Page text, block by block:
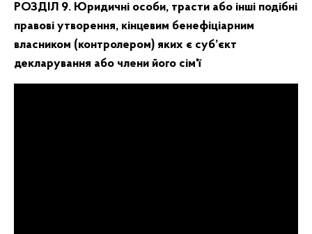
РОЗДІЛ 9. Юридичні особи, трасти або інші подібні
правові утворення, кінцевим бенефіціарним
власником (контролером) яких є суб’єкт
декларування або члени його сім'ї